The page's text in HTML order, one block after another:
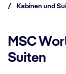
/
Kabinen und
MSC
Suiten